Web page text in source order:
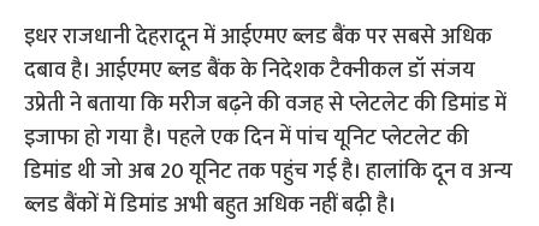
इधर राजधानी देहरादून में आईएमए ब्लड बैंक पर सबसे अधिक
दबाव है। आईएमए ब्लड बैंक के निदेशक टैक्नीकल डॉ संजय
उप्रेती ने बताया कि मरीज बढ़ने की वजह से प्लेटलेट की डिमांड में
इजाफा हो गया है। पहले एक दिन में पांच यूनिट प्लेटलेट की
डिमांड थी जो अब 20 यूनिट तक पहुंच गई है। हालांकि दून व अन्य
ब्लड बैंकों में डिमांड अभी बहुत अधिक नहीं बढ़ी है।